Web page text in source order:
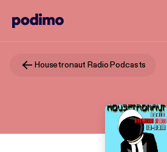
Housetronaut Radio Podcasts